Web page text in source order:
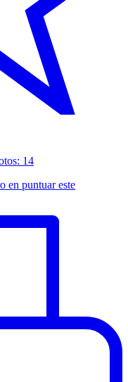
14
en puntuar este